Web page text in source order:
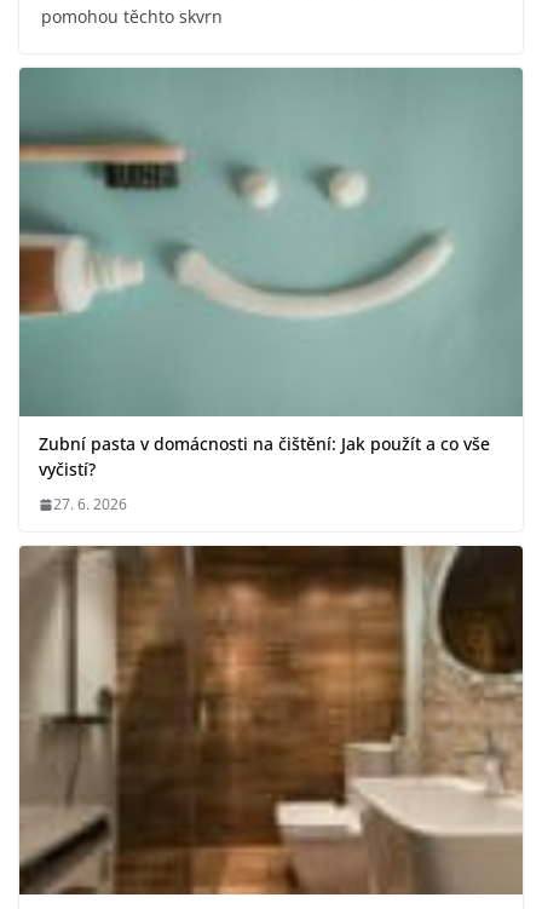
pomohou těchto skvrn
Zubní pasta v domácnosti na čištění: Jak použít a co vše
vyčistí?
27. 6. 2026